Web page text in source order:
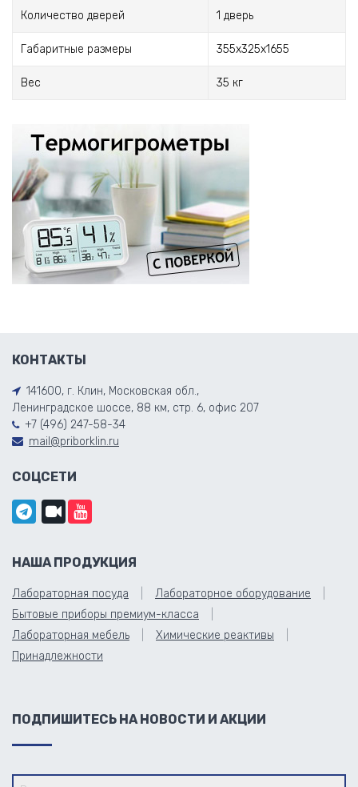
Количество дверей 1 дверь
Габаритные размеры 355х325х1655
Вес 35 кг
КОНТАКТЫ
141600, г. Клин, Московская обл.,
Ленинградское шоссе, 88 км, стр. 6, офис 207
+7 (496) 247-58-34
mail@priborklin.ru
СОЦСЕТИ
НАША ПРОДУКЦИЯ
Лабораторная посуда
Лабораторное оборудование
Бытовые приборы премиум-класса
Лабораторная мебель
Химические реактивы
Принадлежности
ПОДПИШИТЕСЬ НА НОВОСТИ И АКЦИИ